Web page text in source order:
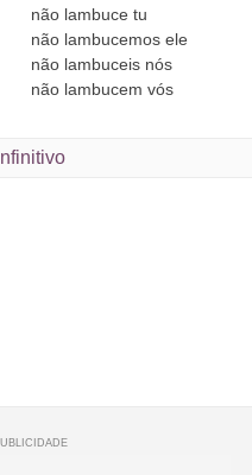
nãolambuce tu
nãolambucemos ele
nãolambuceis nós
nãolambucem vós
Infinitivo